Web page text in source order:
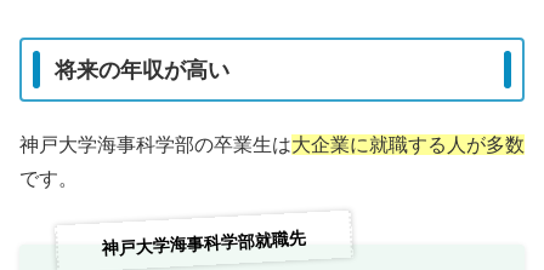
将来の年収が高い
神戸大学海事科学部の卒業生は大企業に就職する人が多数
です。
神戸大学海事科学部就職先